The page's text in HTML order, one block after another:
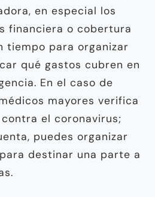
en especial los
financiera o cobertura
tiempo para organizar
qué gastos cubren en
En el caso de
mayores verifica
el coronavirus;
puedes organizar
destinar una parte a